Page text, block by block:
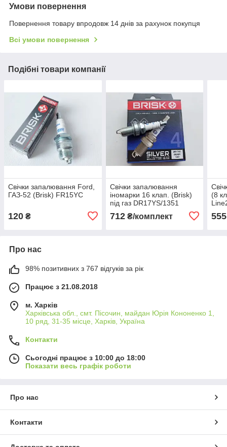
Умови повернення
Повернення товару впродовж 14 днів за рахунок покупця
Всі умови повернення
Подібні товари компанії
Свічки запалювання Ford,
ГАЗ-52 (Brisk) FR15YC
120 ₴
Свічки запалювання
іномарки 16 клап. (Brisk)
під газ DR17YS/1351
712₴/комплект
(8
555
Про нас
98% позитивних з 767 відгуків за рік
Працює з 21.08.2018
м. Харків
Харківська обл., смт. Пісочин, майдан Юрія Кононенко 1,
10 ряд, 31-35 місце, Харків, Україна
Контакти
Сьогодні працює з 10:00 до 18:00
Показати весь графік роботи
Про нас
Контакти